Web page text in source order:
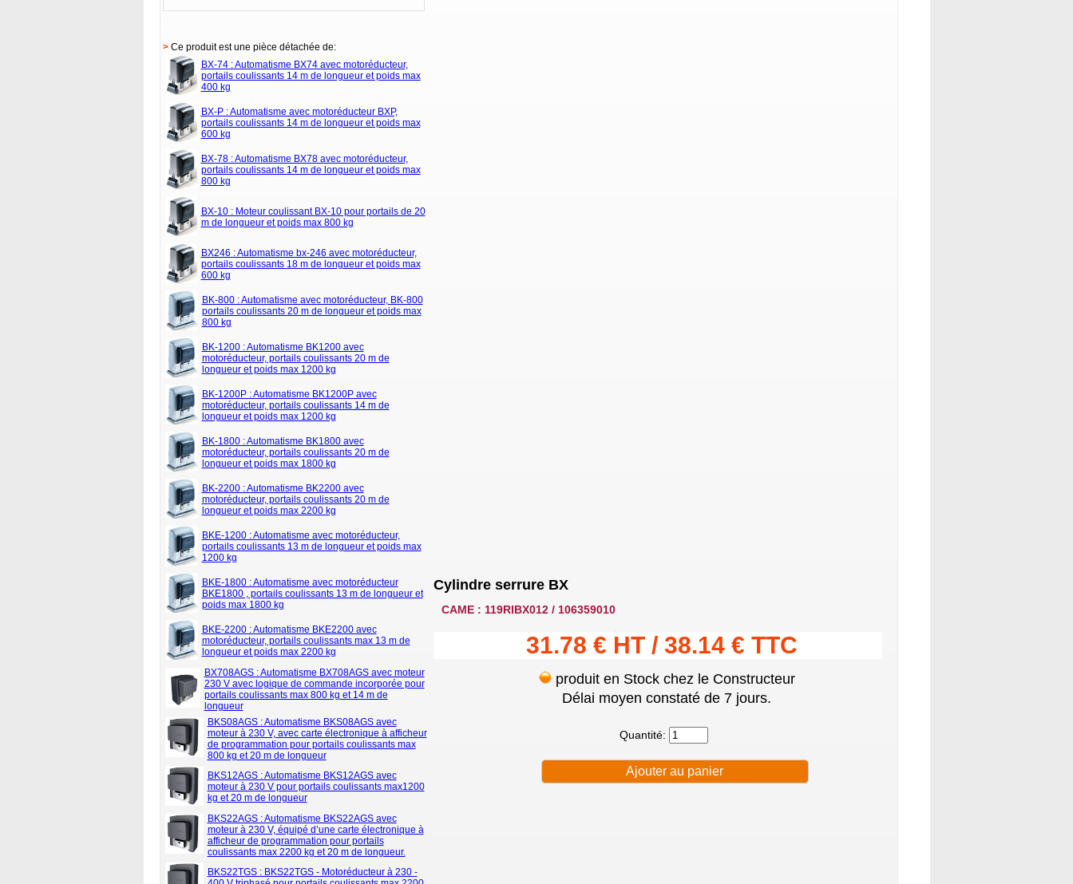
>Ce produit est une pièce détachée de:
BX-74 : Automatisme BX74 avec motoréducteur,
portails coulissants 14 m de longueur et poids max
400 kg
BX-P : Automatisme avec motoréducteur BXP,
portails coulissants 14 m de longueur et poids max
600 kg
BX-78 : Automatisme BX78 avec motoréducteur,
portails coulissants 14 m de longueur et poids max
800 kg
BX-10 : Moteur coulissant BX-10 pour portails de 20
m de longueur et poids max 800 kg
BX246 : Automatisme bx-246 avec motoréducteur,
portails coulissants 18 m de longueur et poids max
600 kg
BK-800 : Automatisme avec motoréducteur, BK-800
portails coulissants 20 m de longueur et poids max
800 kg
BK-1200 : Automatisme BK1200 avec
motoréducteur, portails coulissants 20 m de
longueur et poids max 1200 kg
BK-1200P : Automatisme BK1200P avec
motoréducteur, portails coulissants 14 m de
longueur et poids max 1200 kg
BK-1800 : Automatisme BK1800 avec
motoréducteur, portails coulissants 20 m de
longueur et poids max 1800 kg
BK-2200 : Automatisme BK2200 avec
motoréducteur, portails coulissants 20 m de
longueur et poids max 2200 kg
BKE-1200 : Automatisme avec motoréducteur,
portails coulissants 13 m de longueur et poids max
1200 kg
BKE-1800 : Automatisme avec motoréducteur
BKE1800 , portails coulissants 13 m de longueur et
poids max 1800 kg
BKE-2200 : Automatisme BKE2200 avec
motoréducteur, portails coulissants max 13 m de
longueur et poids max 2200 kg
BX708AGS : Automatisme BX708AGS avec moteur
230 V avec logique de commande incorporée pour
portails coulissants max 800 kg et 14 m de
longueur
BKS08AGS : Automatisme BKS08AGS avec
moteur à 230 V, avec carte électronique à afficheur
de programmation pour portails coulissants max
800 kg et 20 m de longueur
BKS12AGS : Automatisme BKS12AGS avec
moteur à 230 V pour portails coulissants max1200
kg et 20 m de longueur
BKS22AGS : Automatisme BKS22AGS avec
moteur à 230 V, équipé d’une carte électronique à
afficheur de programmation pour portails
coulissants max 2200 kg et 20 m de longueur.
BKS22TGS : BKS22TGS - Motoréducteur à 230 -
Cylindre serrure BX
CAME : 119RIBX012 / 106359010
31.78 € HT / 38.14 € TTC
produit en Stock chez le Constructeur
Délai moyen constaté de 7 jours.
Quantité: